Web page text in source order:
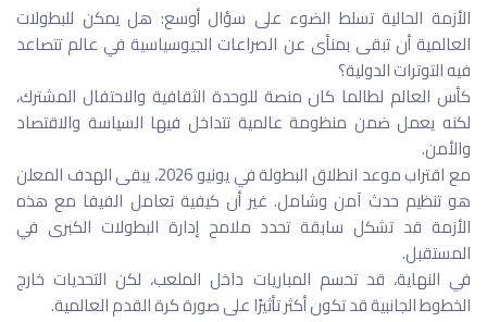
الأزمة الحالية تسلط الضوء على سؤال أوسع: هل يمكن للبطولات
العالمية أن تبقى بمنأى عن الصراعات الجيوسياسية في عالم تتصاعد
فيه التوترات الدولية؟
كأس العالم لطالما كان منصة للوحدة الثقافية والاحتفال المشترك،
لكنه يعمل ضمن منظومة عالمية تتداخل فيها السياسة والاقتصاد
والأمن.
مع اقتراب موعد انطلاق البطولة في يونيو 2026، يبقى الهدف المعلن
هو تنظيم حدث آمن وشامل. غير أن كيفية تعامل الفيفا مع هذه
الأزمة قد تشكل سابقة تحدد ملامح إدارة البطولات الكبرى في
المستقبل.
في النهاية، قد تحسم المباريات داخل الملعب، لكن التحديات خارج
الخطوط الجانبية قد تكون أكثر تأثيرًا على صورة كرة القدم العالمية.